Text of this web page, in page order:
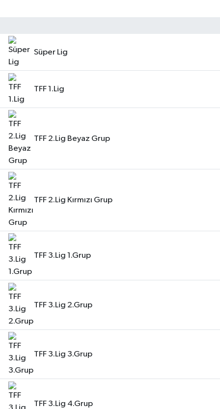
Süper Lig
TFF 1.Lig
TFF 2.Lig Beyaz Grup
TFF 2.Lig Kırmızı Grup
TFF 3.Lig 1.Grup
TFF 3.Lig 2.Grup
TFF 3.Lig 3.Grup
TFF 3.Lig 4.Grup